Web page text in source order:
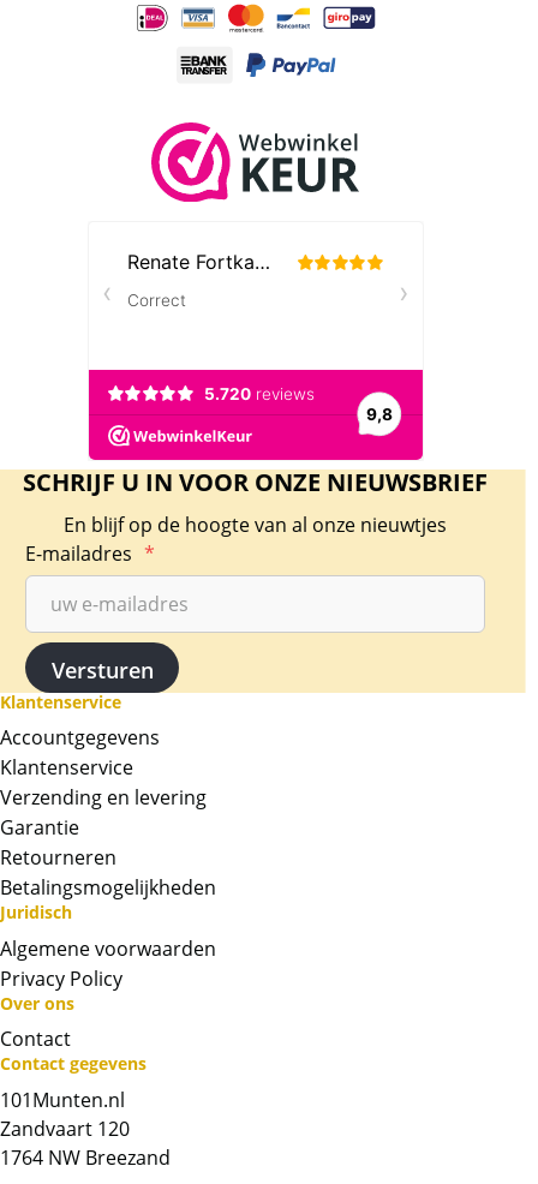
Chat met ons
Whatsapp ons!
SCHRIJF U IN VOOR ONZE NIEUWSBRIEF
En blijf op de hoogte van al onze nieuwtjes
E-mailadres *
Klantenservice
Accountgegevens
Klantenservice
Verzending en levering
Garantie
Retourneren
Betalingsmogelijkheden
Juridisch
Algemene voorwaarden
Privacy Policy
Over ons
Contact
Contact gegevens
101Munten.nl
Zandvaart 120
1764 NW Breezand